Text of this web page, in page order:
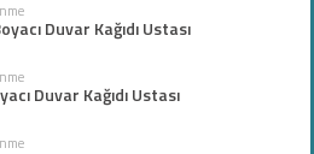
Duvar Kağıdı Ustası
Duvar Kağıdı Ustası